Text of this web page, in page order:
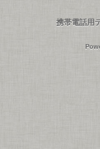
携帯電話用